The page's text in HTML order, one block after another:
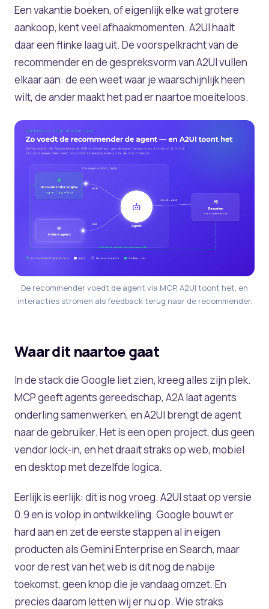
Een vakantie boeken, of eigenlijk elke wat grotere
aankoop, kent veel afhaakmomenten. A2UI haalt
daar een flinke laag uit. De voorspelkracht van de
recommender en de gespreksvorm van A2UI vullen
elkaar aan: de een weet waar je waarschijnlijk heen
wilt, de ander maakt het pad er naartoe moeiteloos.
De recommender voedt de agent via MCP, A2UI toont het, en
interacties stromen als feedback terug naar de recommender.
Waar dit naartoe gaat
In de stack die Google liet zien, kreeg alles zijn plek.
MCP geeft agents gereedschap, A2A laat agents
onderling samenwerken, en A2UI brengt de agent
naar de gebruiker. Het is een open project, dus geen
vendor lock-in, en het draait straks op web, mobiel
en desktop met dezelfde logica.
Eerlijk is eerlijk: dit is nog vroeg. A2UI staat op versie
0.9 en is volop in ontwikkeling. Google bouwt er
hard aan en zet de eerste stappen al in eigen
producten als Gemini Enterprise en Search, maar
voor de rest van het web is dit nog de nabije
toekomst, geen knop die je vandaag omzet. En
precies daarom letten wij er nu op. Wie straks